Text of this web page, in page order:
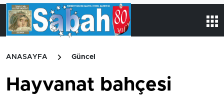
ANASAYFA Güncel
Hayvanat bahçesi